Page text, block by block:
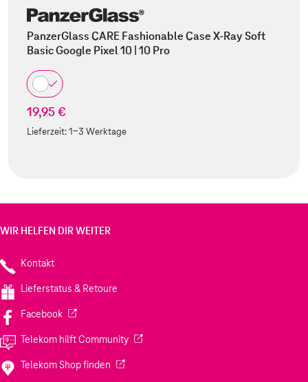
PanzerGlass CARE Fashionable Case X-Ray Soft
Basic Google Pixel 10 | 10 Pro
19,95 €
Lieferzeit:1-3 Werktage
WIR HELFEN DIR WEITER
Kontakt
Lieferstatus & Retoure
Facebook(Wird in einem neuen Tab geöffnet)
Telekom hilft Community(Wird in einem neuen Tab geöffnet)
Telekom Shop finden (Wird in einem neuen Tab geöffnet)